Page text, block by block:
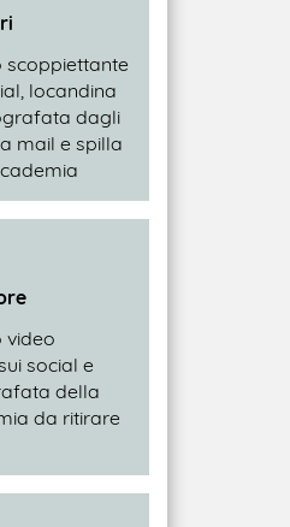
scoppiettante
locandina
dagli
mail e spilla
video
social e
della
da ritirare